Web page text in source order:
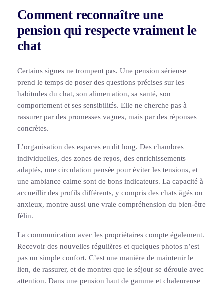
Comment reconnaître une
pension qui respecte vraiment le
chat
Certains signes ne trompent pas. Une pension sérieuse
prend le temps de poser des questions précises sur les
habitudes du chat, son alimentation, sa santé, son
comportement et ses sensibilités. Elle ne cherche pas à
rassurer par des promesses vagues, mais par des réponses
concrètes.
L’organisation des espaces en dit long. Des chambres
individuelles, des zones de repos, des enrichissements
adaptés, une circulation pensée pour éviter les tensions, et
une ambiance calme sont de bons indicateurs. La capacité à
accueillir des profils différents, y compris des chats âgés ou
anxieux, montre aussi une vraie compréhension du bien-être
félin.
La communication avec les propriétaires compte également.
Recevoir des nouvelles régulières et quelques photos n’est
pas un simple confort. C’est une manière de maintenir le
lien, de rassurer, et de montrer que le séjour se déroule avec
attention. Dans une pension haut de gamme et chaleureuse